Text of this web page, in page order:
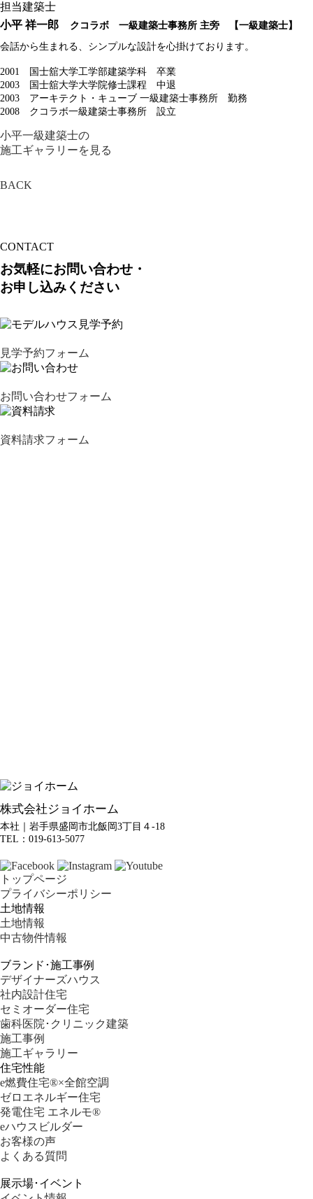
担当建築士
小平 祥一郎
クコラボ 一級建築士事務所 主旁 【一級建築士】
会話から生まれる、シンプルな設計を心掛けております。
2001 国士舘大学工学部建築学科 卒業
2003 国士舘大学大学院修士課程 中退
2003 アーキテクト・キューブ 一級建築士事務所 勤務
2008 クコラボ一級建築士事務所 設立
小平一級建築士の
施工ギャラリーを見る
BACK
CONTACT
お気軽にお問い合わせ・
お申し込みください
見学予約フォーム
お問い合わせフォーム
資料請求フォーム
株式会社ジョイホーム
本社｜岩手県盛岡市北飯岡3丁目４-18
TEL：019-613-5077
トップページ
プライバシーポリシー
土地情報
土地情報
中古物件情報
ブランド･施工事例
デザイナーズハウス
社内設計住宅
セミオーダー住宅
歯科医院･クリニック建築
施工事例
施工ギャラリー
住宅性能
e燃費住宅®︎×全館空調
ゼロエネルギー住宅
発電住宅 エネルモ®
eハウスビルダー
お客様の声
よくある質問
展示場･イベント